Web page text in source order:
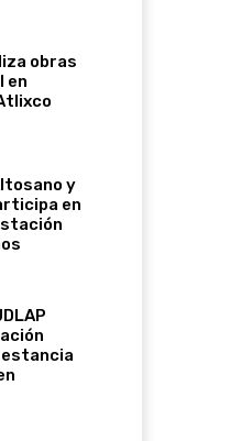
obras
en
y
en